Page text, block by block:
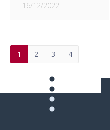
16/12/2022
1 2 3 4